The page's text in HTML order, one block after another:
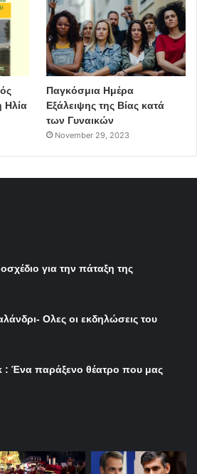
και τι ονειρεύεται;
που αγαπάει πολύ την μόδα
αυτήν την αγάπη και τον
Ηλία
Παγκόσμια Ημέρα
Εξάλειψης της Βίας κατά
των Γυναικών
November 29, 2023
για την πάταξη της
Ολες οι εκδηλώσεις του
: Ένα παράξενο θέατρο που μας